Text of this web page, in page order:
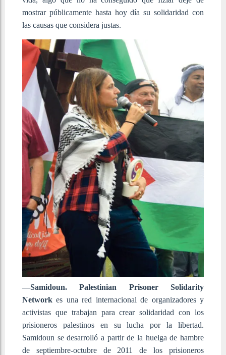
mostrar públicamente hasta hoy día su solidaridad con
las causas que considera justas.
—Samidoun. Palestinian Prisoner Solidarity
Networkes una red internacional de organizadores y
activistas que trabajan para crear solidaridad con los
prisioneros palestinos en su lucha por la libertad.
Samidoun se desarrolló a partir de la huelga de hambre
de septiembre-octubre de 2011 de los prisioneros